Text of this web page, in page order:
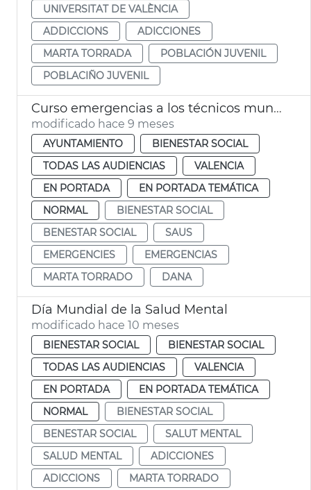
UNIVERSITAT DE VALÈNCIA
ADDICCIONS
ADICCIONES
MARTA TORRADA
POBLACIÓN JUVENIL
POBLACIÑO JUVENIL
Curso emergencias a los técnicos municipales de Bienestar Social
modificado hace 9 meses
AYUNTAMIENTO
BIENESTAR SOCIAL
TODAS LAS AUDIENCIAS
VALENCIA
EN PORTADA
EN PORTADA TEMÁTICA
NORMAL
BIENESTAR SOCIAL
BENESTAR SOCIAL
SAUS
EMERGENCIES
EMERGENCIAS
MARTA TORRADO
DANA
Día Mundial de la Salud Mental
modificado hace 10 meses
BIENESTAR SOCIAL
BIENESTAR SOCIAL
TODAS LAS AUDIENCIAS
VALENCIA
EN PORTADA
EN PORTADA TEMÁTICA
NORMAL
BIENESTAR SOCIAL
BENESTAR SOCIAL
SALUT MENTAL
SALUD MENTAL
ADICCIONES
ADICCIONS
MARTA TORRADO